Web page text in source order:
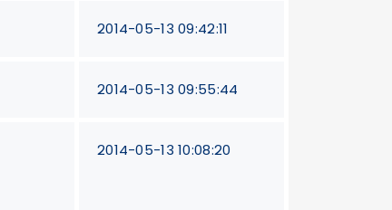
2014-05-13 09:42:11
2014-05-13 09:55:44
2014-05-13 10:08:20